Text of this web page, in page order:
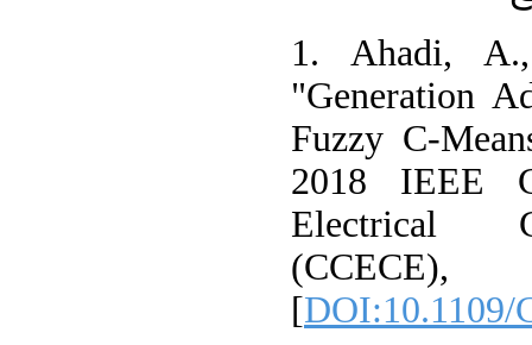
1. Ahadi,
"Generation
Fuzzy C-
2018 IEEE
Electrical
[DOI:10.1109/